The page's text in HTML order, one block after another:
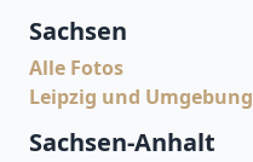
Sachsen
Alle Fotos
Leipzig und Umgebung
Sachsen-Anhalt